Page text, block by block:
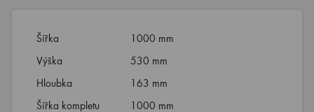
Šířka
1000 mm
Výška
530 mm
Hloubka
163 mm
Šířka kompletu
1000 mm